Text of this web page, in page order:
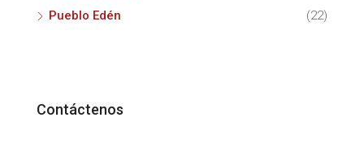
Pueblo Edén
(22)
Contáctenos